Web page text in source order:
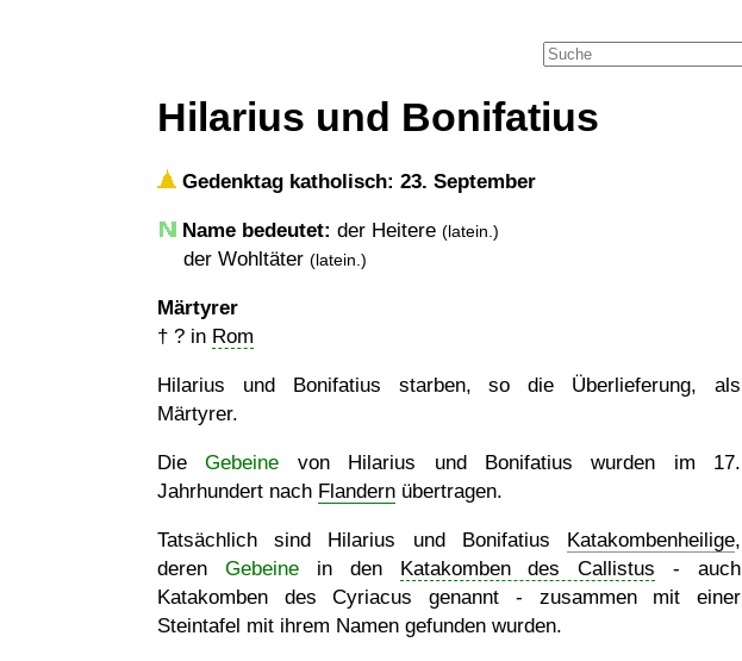
Hilarius und Bonifatius
Gedenktag katholisch: 23. September
Name bedeutet: der Heitere (latein.)
der Wohltäter (latein.)
Märtyrer
† ? in Rom
Hilarius und Bonifatius starben, so die Überlieferung, als
Märtyrer.
DieGebeine von Hilarius und Bonifatius wurden im 17.
Jahrhundert nach Flandern übertragen.
Tatsächlich sind Hilarius und Bonifatius Katakombenheilige,
deren Gebeinein den Katakomben des Callistus - auch
Katakomben des Cyriacus genannt - zusammen mit einer
Steintafel mit ihrem Namen gefunden wurden.